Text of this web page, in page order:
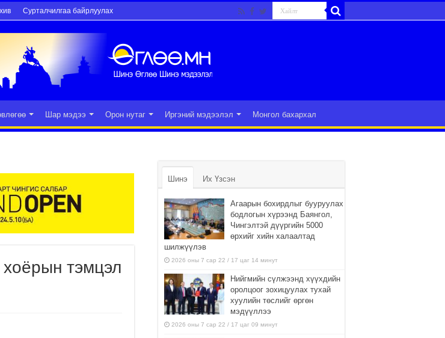
Сурталчилгаа байрлуулах
Шар мэдээ Орон нутаг Иргэний мэдээлэл Монгол бахархал
хоёрын тэмцэл
Шинэ Их Үзсэн
Агаарын бохирдлыг бууруулах
бодлогын хүрээнд Баянгол,
Чингэлтэй дүүргийн 5000
өрхийг хийн халаалтад
шилжүүлэв
2026 оны 7 сар 22 / 17 цаг 14 минут
Нийгмийн сүлжээнд хүүхдийн
оролцоог зохицуулах тухай
хуулийн төслийг өргөн
мэдүүллээ
2026 оны 7 сар 22 / 17 цаг 09 минут